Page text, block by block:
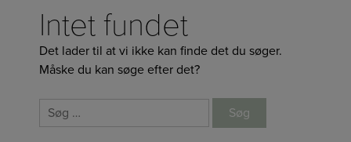
Intet fundet
Det lader til at vi ikke kan finde det du søger.
Måske du kan søge efter det?
Søg
efter: